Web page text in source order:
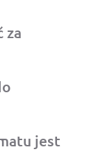
za
jest